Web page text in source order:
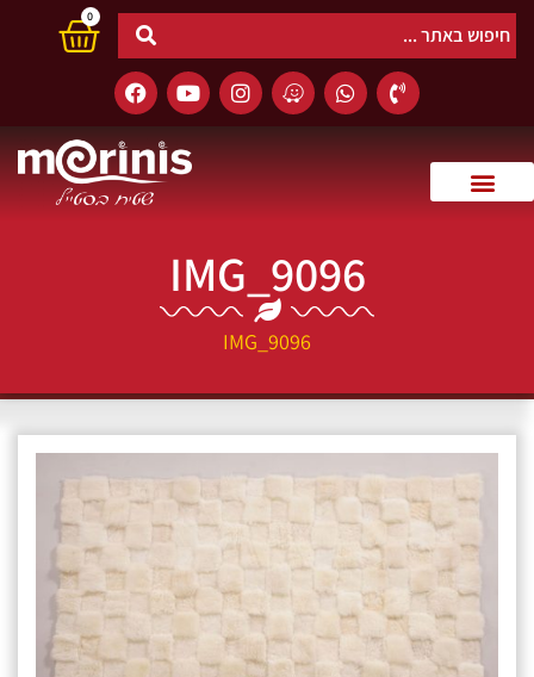
0
IMG_9096
IMG_9096